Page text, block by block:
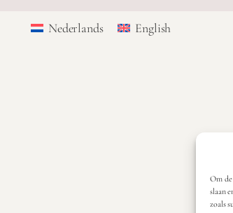
Om
slaan
zoals
Nederlands English